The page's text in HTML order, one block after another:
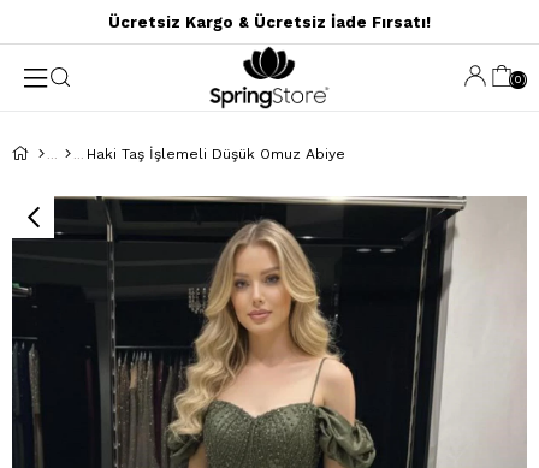
Ücretsiz Kargo & Ücretsiz İade Fırsatı!
0
Haki Taş İşlemeli Düşük Omuz Abiye